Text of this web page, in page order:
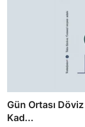
Gün Ortası
Kad...